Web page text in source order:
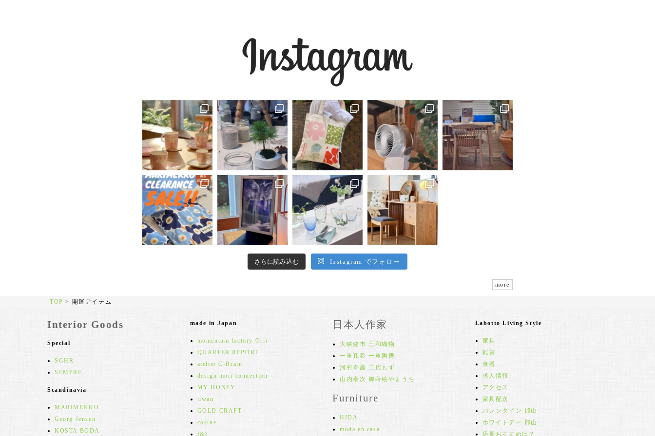
さらに読み込む Instagram でフォロー
more
TOP > 開運アイテム
Interior Goods
Special
SGHR
SEMPRE
Scandinavia
MARIMEKKO
Georg Jensen
KOSTA BODA
made in Japan
momentum factory Orii
QUARTER REPORT
atelier C-Brain
design mori connection
MY HONEY
iiwan
GOLD CRAFT
cosine
f&f
日本人作家
大峡健市 三和織物
一重孔希 一重陶房
河村寿昌 工房もず
山内泰次 御蒔絵やまうち
Furniture
HIDA
moda en casa
Labotto Living Style
家具
雑貨
食器
求人情報
アクセス
家具配送
バレンタイン 郡山
ホワイトデー 郡山
店長おすすめは？